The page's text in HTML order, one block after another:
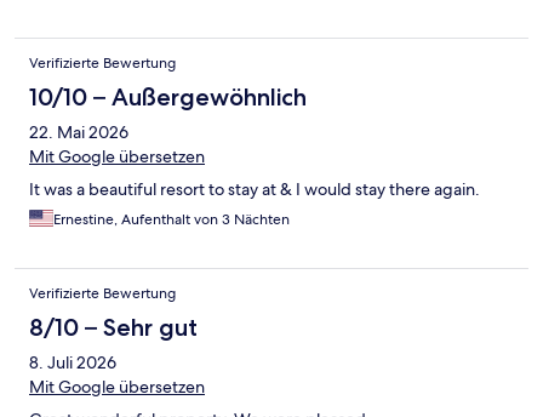
Verifizierte Bewertung
10/10 – Außergewöhnlich
22. Mai 2026
Mit Google übersetzen
It was a beautiful resort to stay at & I would stay there again.
Ernestine, Aufenthalt von 3 Nächten
Verifizierte Bewertung
8/10 – Sehr gut
8. Juli 2026
Mit Google übersetzen